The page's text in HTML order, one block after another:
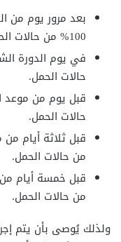
بعد مرور يوم من
100% من حالات الحمل.
حالات الحمل.
حالات الحمل.
من حالات الحمل.
من حالات الحمل.
ولذلك يُوصى بأن يتم